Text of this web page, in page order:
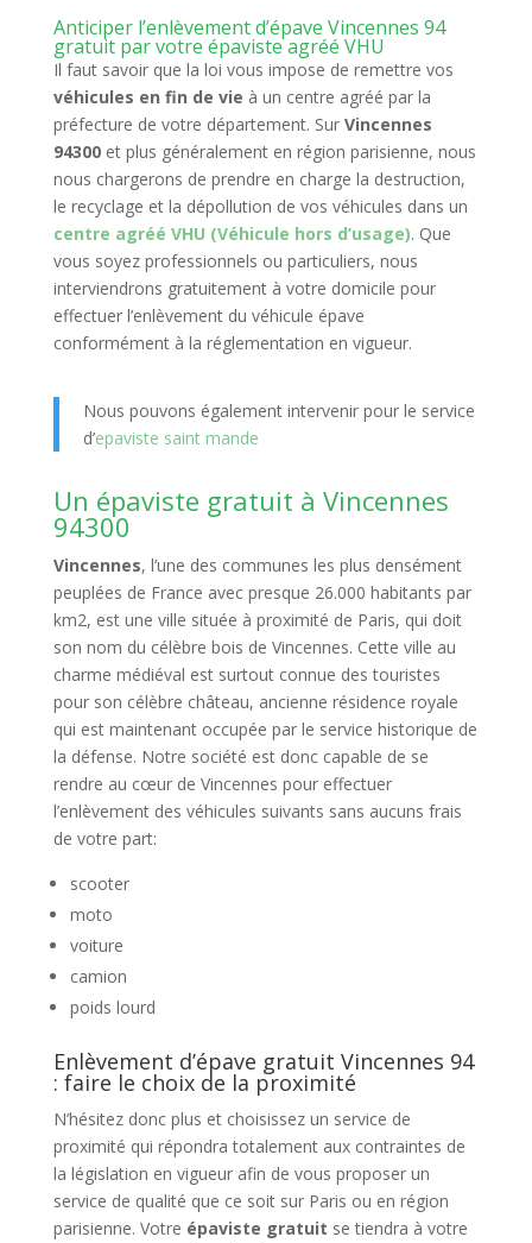
Anticiper l’enlèvement d’épave Vincennes 94
gratuit par votre épaviste agréé VHU
Il faut savoir que la loi vous impose de remettre vos
véhicules en fin de vie à un centre agréé par la
préfecture de votre département. Sur Vincennes
94300et plus généralement en région parisienne, nous
nous chargerons de prendre en charge la destruction,
le recyclage et la dépollution de vos véhicules dans un
centre agréé VHU (Véhicule hors d’usage). Que
vous soyez professionnels ou particuliers, nous
interviendrons gratuitement à votre domicile pour
effectuer l’enlèvement du véhicule épave
conformément à la réglementation en vigueur.
Nous pouvons également intervenir pour le service
d’epaviste saint mande
Un épaviste gratuit à Vincennes
94300
Vincennes, l’une des communes les plus densément
peuplées de France avec presque 26.000 habitants par
km2, est une ville située à proximité de Paris, qui doit
son nom du célèbre bois de Vincennes. Cette ville au
charme médiéval est surtout connue des touristes
pour son célèbre château, ancienne résidence royale
qui est maintenant occupée par le service historique de
la défense. Notre société est donc capable de se
rendre au cœur de Vincennes pour effectuer
l’enlèvement des véhicules suivants sans aucuns frais
de votre part:
scooter
moto
voiture
camion
poids lourd
Enlèvement d’épave gratuit Vincennes 94
: faire le choix de la proximité
N’hésitez donc plus et choisissez un service de
proximité qui répondra totalement aux contraintes de
la législation en vigueur afin de vous proposer un
service de qualité que ce soit sur Paris ou en région
parisienne. Votre épaviste gratuit se tiendra à votre